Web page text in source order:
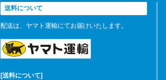
送料について
配送は、ヤマト運輸にてお届けいたします。
[送料について]